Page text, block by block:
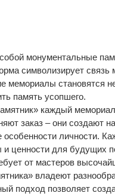
монументальные
символизирует
мемориалы становятся
память усопшего.
каждый
заказ – они создают
особенности личности.
и ценности для будущих
от мастеров
владеют
подход позволяет